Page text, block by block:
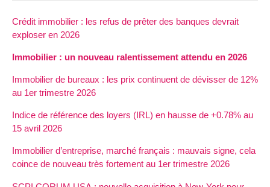
Crédit immobilier : les refus de prêter des banques devrait
exploser en 2026
Immobilier : un nouveau ralentissement attendu en 2026
Immobilier de bureaux : les prix continuent de dévisser de 12%
au 1er trimestre 2026
Indice de référence des loyers (IRL) en hausse de +0.78% au
15 avril 2026
Immobilier d’entreprise, marché français : mauvais signe, cela
coince de nouveau très fortement au 1er trimestre 2026